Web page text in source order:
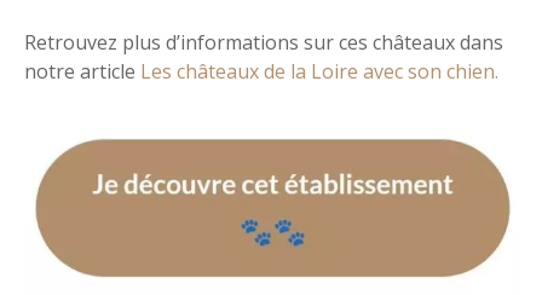
Retrouvez plus d’informations sur ces châteaux dans
notre article Les châteaux de la Loire avec son chien.